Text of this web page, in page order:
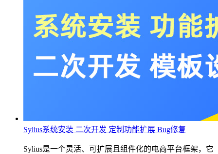
Sylius系统安装 二次开发 定制功能扩展 Bug修复
Sylius是一个灵活、可扩展且组件化的电商平台框架，它